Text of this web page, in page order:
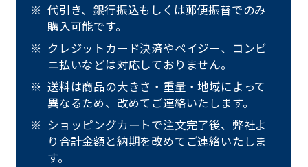
代引き、銀行振込もしくは郵便振替でのみ
購入可能です。
クレジットカード決済やペイジー、コンビ
ニ払いなどは対応しておりません。
送料は商品の大きさ・重量・地域によって
異なるため、改めてご連絡いたします。
ショッピングカートで注文完了後、弊社よ
り合計金額と納期を改めてご連絡いたしま
す。